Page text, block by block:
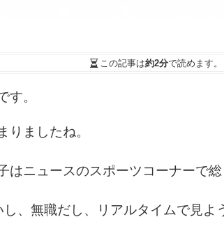
この記事は約2分で読めます。
す。
りましたね。
はニュースのスポーツコーナーで総
、無職だし、リアルタイムで見よ